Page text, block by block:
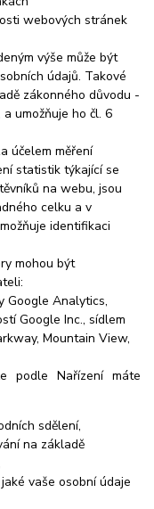
webových stránek
výše může být
údajů. Takové
zákonného důvodu -
umožňuje ho čl. 6
účelem měření
statistik týkající se
na webu, jsou
celku a v
identifikaci
mohou být
Google Analytics,
Google Inc., sídlem
Mountain View,
podle Nařízení máte
sdělení,
na základě
vaše osobní údaje